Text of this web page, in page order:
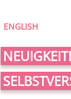
ENGLISH